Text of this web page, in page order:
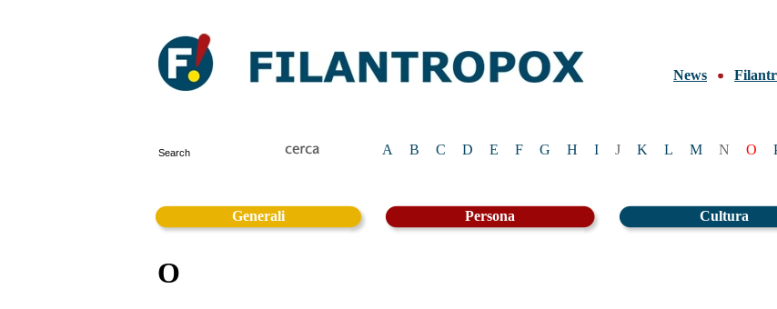
News
A B C D E F G H I J K L M N O
Generali Persona Cultura
O